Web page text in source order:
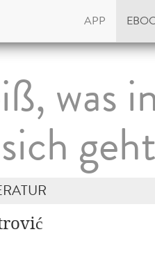
APP
was
geht